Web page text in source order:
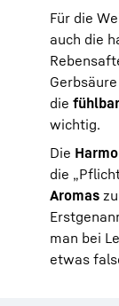
Für die
auch die
die
wichtig.
Die
die
Aromas
man bei
etwas